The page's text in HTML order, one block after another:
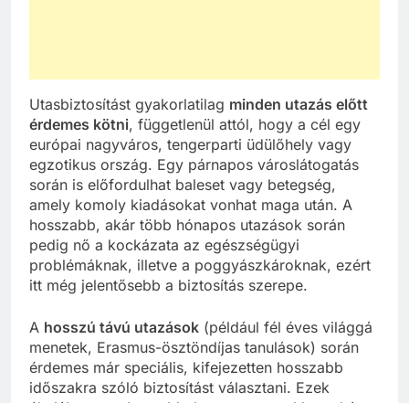
Utasbiztosítást gyakorlatilag minden utazás előtt
érdemes kötni, függetlenül attól, hogy a cél egy
európai nagyváros, tengerparti üdülőhely vagy
egzotikus ország. Egy párnapos városlátogatás
során is előfordulhat baleset vagy betegség,
amely komoly kiadásokat vonhat maga után. A
hosszabb, akár több hónapos utazások során
pedig nő a kockázata az egészségügyi
problémáknak, illetve a poggyászkároknak, ezért
itt még jelentősebb a biztosítás szerepe.
A hosszú távú utazások (például fél éves világgá
menetek, Erasmus-ösztöndíjas tanulások) során
érdemes már speciális, kifejezetten hosszabb
időszakra szóló biztosítást választani. Ezek